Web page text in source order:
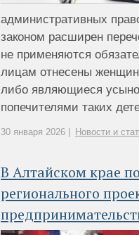
административных
законом расширен
не применяются
лицам отнесены
либо являющиеся
попечителями таких
30 января 2026 | Новости и
В Алтайском крае
регионального